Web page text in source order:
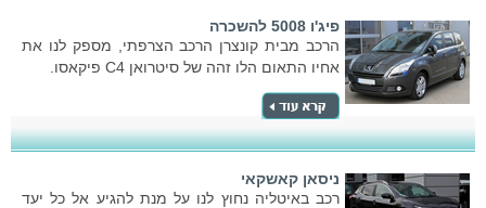
פיג'ו 5008 להשכרה
הרכב מבית קונצרן הרכב הצרפתי, מספק לנו את
אחיו התאום הלו זהה של סיטרואן C4 פיקאסו.
ניסאן קאשקאי
רכב באיטליה נחוץ לנו על מנת להגיע אל כל יעד